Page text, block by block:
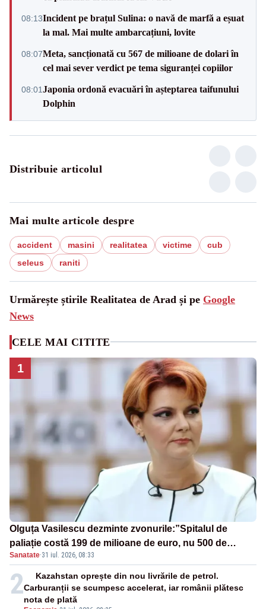
08:13Incident pe brațul Sulina: o navă de marfă a eșuat
la mal. Mai multe ambarcațiuni, lovite
08:07Meta, sancționată cu 567 de milioane de dolari în
cel mai sever verdict pe tema siguranței copiilor
08:01Japonia ordonă evacuări în așteptarea taifunului
Dolphin
Distribuie articolul
Mai multe articole despre
accident masini realitatea victime
cub
seleus
raniti
Urmărește știrile Realitatea de Arad și pe Google
News
CELE MAI CITITE
1
Olguța Vasilescu dezminte zvonurile:”Spitalul de
paliație costă 199 de milioane de euro, nu 500 de
milioane”
Sanatate·31 iul. 2026, 08:33
2
Kazahstan oprește din nou livrările de petrol.
Carburanții se scumpesc accelerat, iar românii plătesc
nota de plată